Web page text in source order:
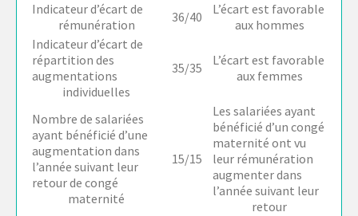
Indicateur d’écart de
rémunération
36/40
L’écart est favorable
aux hommes
Indicateur d’écart de
répartition des
augmentations
individuelles
35/35
L’écart est favorable
aux femmes
Nombre de salariées
ayant bénéficié d’une
augmentation dans
l’année suivant leur
retour de congé
maternité
15/15
Les salariées ayant
bénéficié d’un congé
maternité ont vu
leur rémunération
augmenter dans
l’année suivant leur
retour